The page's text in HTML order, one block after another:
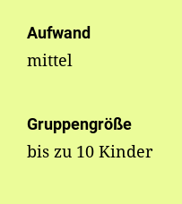
Aufwand
mittel
Gruppengröße
bis zu 10 Kinder